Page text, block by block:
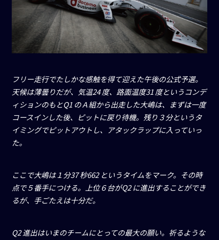
フリー走行でたしかな感触を得て迎えた午後の公式予選。
天候は薄曇りだが、気温24度、路面温度31度というコンデ
ィションのもとQ1 のＡ組から出走した大嶋は、まずは一度
コースインした後、ピットに戻り待機。残り３分というタ
イミングでピットアウトし、アタックラップに入っていっ
た。
ここで大嶋は１分37秒662というタイムをマーク。その時
点で５番手につける。上位６台がQ2に進出することができ
るが、手ごたえは十分だ。
Q2進出はいまのチームにとっての最大の願い。祈るような